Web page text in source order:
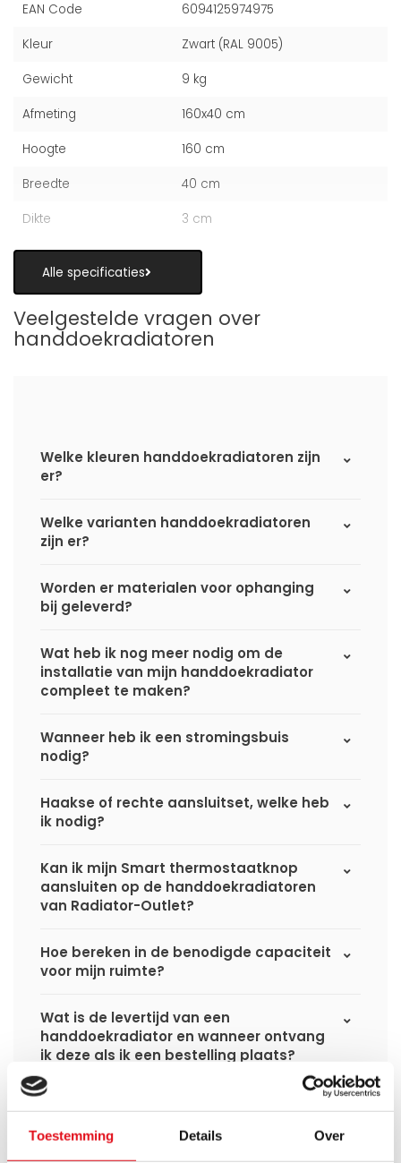
Toestemming Details Over
EAN Code 6094125974975
Kleur Zwart (RAL 9005)
Gewicht 9 kg
Afmeting 160x40 cm
Hoogte 160 cm
Breedte 40 cm
Dikte 3 cm
Alle specificaties
Veelgestelde vragen over
handdoekradiatoren
Welke kleuren handdoekradiatoren zijn
er?
Welke varianten handdoekradiatoren
zijn er?
Worden er materialen voor ophanging
bij geleverd?
Wat heb ik nog meer nodig om de
installatie van mijn handdoekradiator
compleet te maken?
Wanneer heb ik een stromingsbuis
nodig?
Haakse of rechte aansluitset, welke heb
ik nodig?
Kan ik mijn Smart thermostaatknop
aansluiten op de handdoekradiatoren
van Radiator-Outlet?
Hoe bereken in de benodigde capaciteit
voor mijn ruimte?
Wat is de levertijd van een
handdoekradiator en wanneer ontvang
ik deze als ik een bestelling plaats?
Ik heb een (hybride) warmtepomp
gebruiken uit de website?